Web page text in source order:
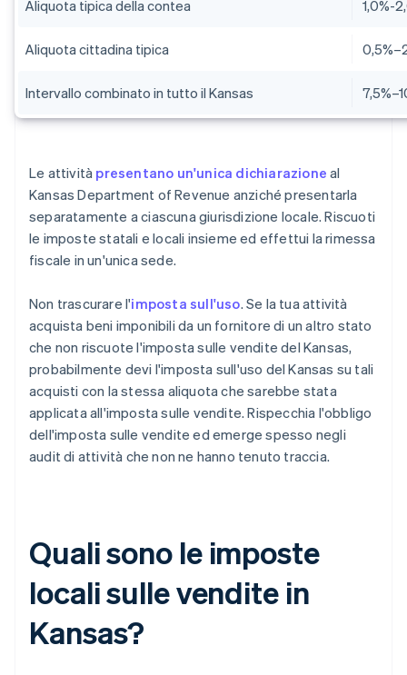
Aliquota tipica della contea 1,0%-
Aliquota cittadina tipica
Intervallo combinato in tutto il Kansas
Le attività presentano un'unica dichiarazione al
Kansas Department of Revenue anziché presentarla
separatamente a ciascuna giurisdizione locale. Riscuoti
le imposte statali e locali insieme ed effettui la rimessa
fiscale in un'unica sede.
Non trascurare l'imposta sull'uso. Se la tua attività
acquista beni imponibili da un fornitore di un altro stato
che non riscuote l'imposta sulle vendite del Kansas,
probabilmente devi l'imposta sull'uso del Kansas su tali
acquisti con la stessa aliquota che sarebbe stata
applicata all'imposta sulle vendite. Rispecchia l'obbligo
dell'imposta sulle vendite ed emerge spesso negli
audit di attività che non ne hanno tenuto traccia.
Quali sono le imposte
locali sulle vendite in
Kansas?